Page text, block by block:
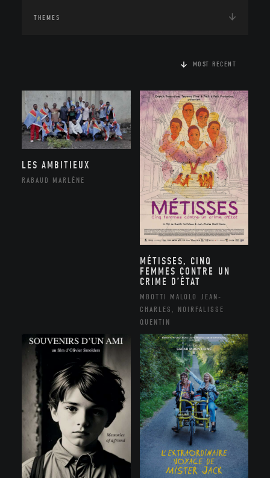
THEMES
MOST RECENT
LES AMBITIEUX
RABAUD MARLÈNE
MÉTISSES, CINQ
FEMMES CONTRE UN
CRIME D’ÉTAT
MBOTTI MALOLO JEAN-
CHARLES, NOIRFALISSE
QUENTIN